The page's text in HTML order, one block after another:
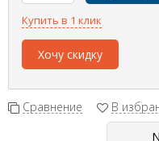
Купить в 1 клик
Хочу скидку
Сравнение В